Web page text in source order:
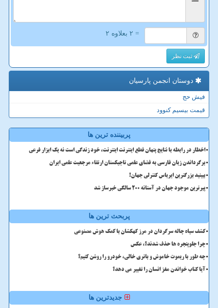
= ۲ بعلاوه ۲
ثبت نظر
دوستان انجمن پارسیان
فیش حج
قیمت بیسیم کنوود
پربیننده ترین ها
اخطار در رابطه با نتایج پنهان قطع اینترنت اینترنت، خود زندگی است نه یک ابزار فرعی
برگرداندن زبان فارسی به فضای علمی تاجیکستان ارتقاء مرجعیت علمی ایران
ببینید بزرگترین ایرباس کنترلی جهان!
پیرترین موجود جهان در آستانه ۲۰۰ سالگی خبرساز شد
پربحث ترین ها
کشف سیاه چاله سرگردان در مرز کهکشان با کمک هوش مصنوعی
چرا جلوپنجره ها حذف شدند؟، عکس
چه طور با ریموت خاموش و باتری خالی، خودرو را روشن کنیم؟
آیا کتاب خواندن مغز انسان را تغییر می دهد؟
جدیدترین ها